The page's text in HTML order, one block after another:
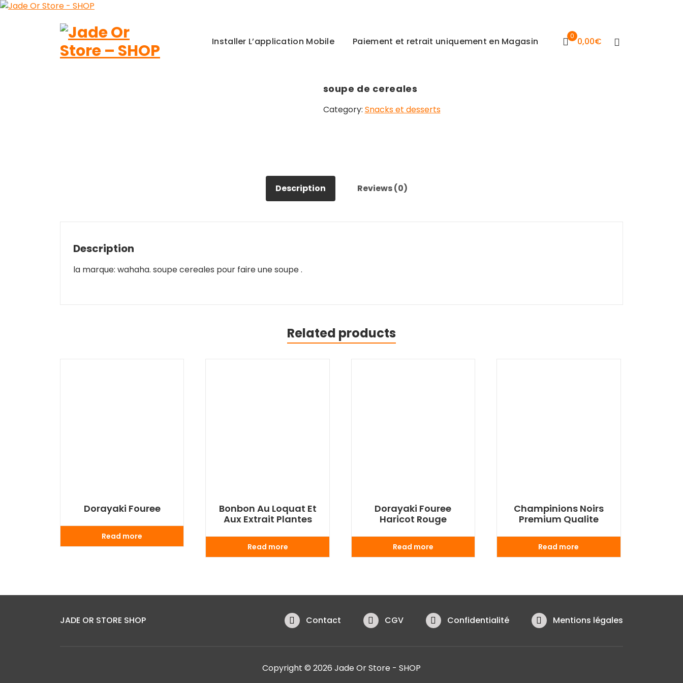
Aller
Installer L’application Mobile Paiement et retrait uniquement en Magasin 0 0,00€
soupe de cereales
Category: Snacks et desserts
Description Reviews (0)
Description
la marque: wahaha. soupe cereales pour faire une soupe .
Related products
Dorayaki Fouree
Read more
Bonbon Au Loquat Et
Aux Extrait Plantes
Read more
Dorayaki Fouree
Haricot Rouge
Read more
Champinions Noirs
Premium Qualite
Read more
JADE OR STORE SHOP Contact CGV Confidentialité Mentions légales
Copyright © 2026 Jade Or Store - SHOP